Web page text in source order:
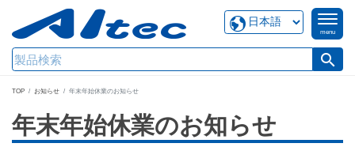
menu
search
TOP お知らせ 年末年始休業のお知らせ
年末年始休業のお知らせ